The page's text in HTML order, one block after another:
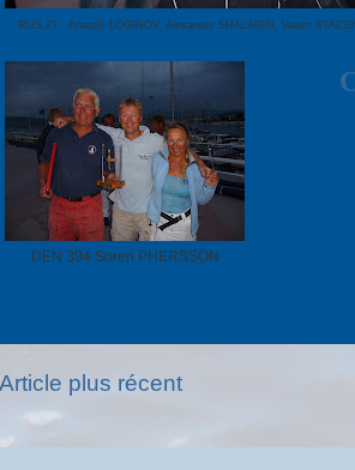
RUS 27 - Anatoly LOGINOV, Alexander SHALAGIN, Vadim
DEN 394 Soren PHERSSON
Article plus récent